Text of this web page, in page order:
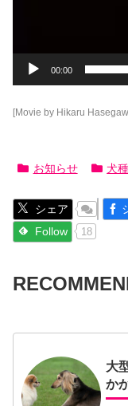
00:00
[Movie by Hikaru
お知らせ 犬種
シェア
Follow 18
大
か